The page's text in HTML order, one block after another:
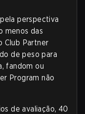
perspectiva
menos das
Club Partner
de peso para
fandom ou
Program não
de avaliação, 40